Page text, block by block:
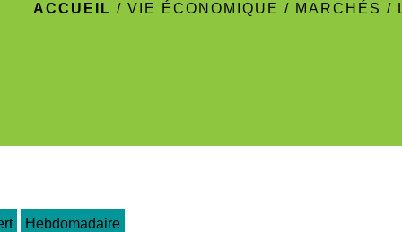
ACCUEIL /VIE ÉCONOMIQUE / MARCHÉS /
Hebdomadaire